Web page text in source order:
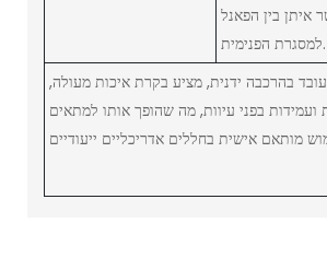
איתן בין הפאנל
למסגרת הפנימית.
בהרכבה ידנית, מציע בקרת איכות מעולה,
ועמידות בפני עיוות, מה שהופך אותו למתאים